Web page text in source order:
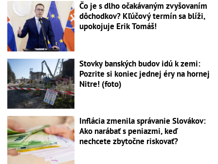
Čo je s dlho očakávaným zvyšovaním
dôchodkov? Kľúčový termín sa blíži,
upokojuje Erik Tomáš!
Stovky banských budov idú k zemi:
Pozrite si koniec jednej éry na hornej
Nitre! (foto)
Inflácia zmenila správanie Slovákov:
Ako narábať s peniazmi, keď
nechcete zbytočne riskovať?